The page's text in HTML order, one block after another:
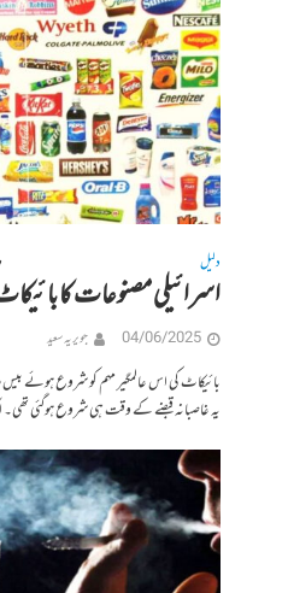
دلیل
اسرائیلی مصنوعات کا
04/06/2025 جویریہ سعید
بائیکاٹ کی اس عالمگیر مہم کو شروع ہوئے
یہ غاصبانہ قبضے کے وقت ہی شروع ہوگئی تھی۔